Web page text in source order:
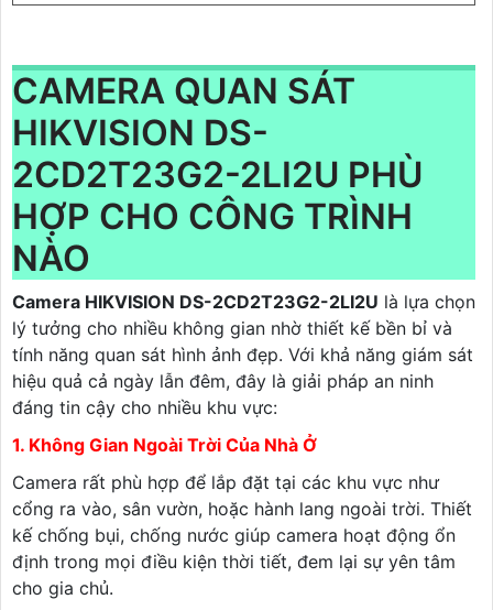
CAMERA QUAN SÁT
HIKVISION DS-
2CD2T23G2-2LI2U PHÙ
HỢP CHO CÔNG TRÌNH
NÀO
Camera HIKVISION DS-2CD2T23G2-2LI2U là lựa chọn
lý tưởng cho nhiều không gian nhờ thiết kế bền bỉ và
tính năng quan sát hình ảnh đẹp. Với khả năng giám sát
hiệu quả cả ngày lẫn đêm, đây là giải pháp an ninh
đáng tin cậy cho nhiều khu vực:
1. Không Gian Ngoài Trời Của Nhà Ở
Camera rất phù hợp để lắp đặt tại các khu vực như
cổng ra vào, sân vườn, hoặc hành lang ngoài trời. Thiết
kế chống bụi, chống nước giúp camera hoạt động ổn
định trong mọi điều kiện thời tiết, đem lại sự yên tâm
cho gia chủ.